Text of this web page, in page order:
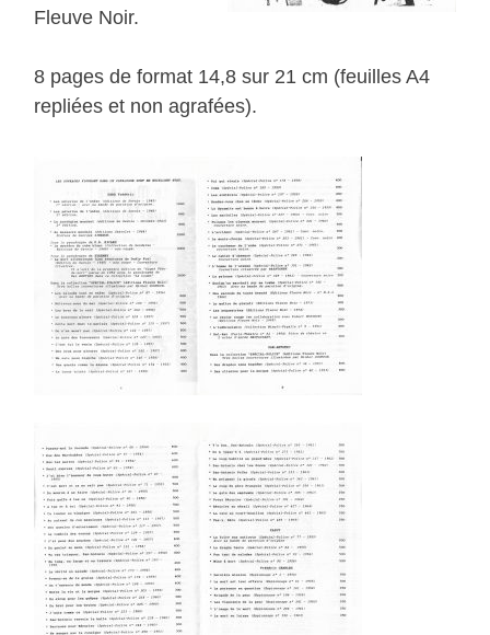
Fleuve Noir.
8 pages de format 14,8 sur 21 cm (feuilles A4
repliées et non agrafées).